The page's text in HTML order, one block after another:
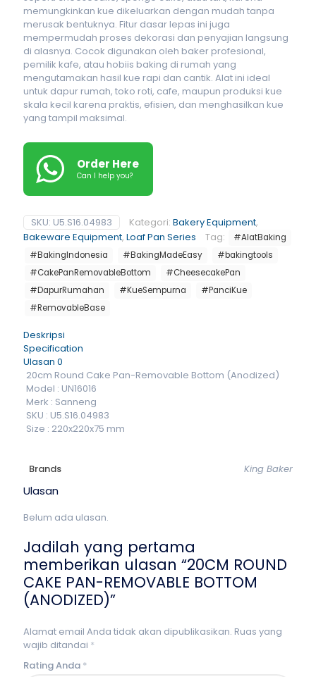
memungkinkan kue dikeluarkan dengan mudah tanpa
merusak bentuknya. Fitur dasar lepas ini juga
mempermudah proses dekorasi dan penyajian langsung
di alasnya. Cocok digunakan oleh baker profesional,
pemilik kafe, atau hobiis baking di rumah yang
mengutamakan hasil kue rapi dan cantik. Alat ini ideal
untuk dapur rumah, toko roti, cafe, maupun produksi kue
skala kecil karena praktis, efisien, dan menghasilkan kue
yang tampil maksimal.
Order Here
Can I help you?
SKU: U5.S16.04983 Kategori: Bakery Equipment,
Bakeware Equipment, Loaf Pan Series Tag:
#AlatBaking
#BakingIndonesia
#BakingMadeEasy
#bakingtools
#CakePanRemovableBottom
#CheesecakePan
#DapurRumahan
#KueSempurna
#PanciKue
#RemovableBase
Deskripsi
Specification
Ulasan 0
20cm Round Cake Pan-Removable Bottom (Anodized)
Model : UN16016
Merk : Sanneng
SKU : U5.S16.04983
Size : 220x220x75 mm
Brands King Baker
Ulasan
Belum ada ulasan.
Jadilah yang pertama
memberikan ulasan “20CM ROUND
CAKE PAN-REMOVABLE BOTTOM
(ANODIZED)”
Alamat email Anda tidak akan dipublikasikan. Ruas yang
wajib ditandai *
Rating Anda *